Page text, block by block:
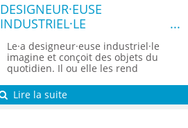
DESIGNEUR·EUSE
INDUSTRIEL·LE
Le·a designeur·euse industriel·le
imagine et conçoit des objets du
quotidien. Il ou elle les rend
ergonomiques.
Lire la suite